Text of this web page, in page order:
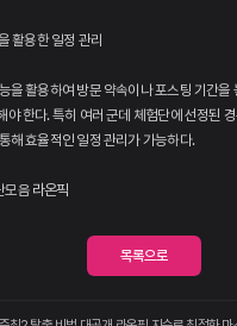
활용한 일정 관리
을 활용하여 방문 약속이나 포스팅 기간을
야 한다. 특히 여러 군데 체험단에 선정된 경
해 효율적인 일정 관리가 가능하다.
모음 라온픽
목록으로